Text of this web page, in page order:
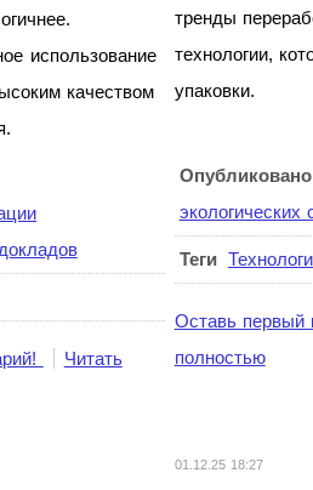
использование
качеством
Читать
тренды
технологии,
упаковки.
Опубликовано
экологических
Теги
Оставь первый
полностью
01.12.25 18:27